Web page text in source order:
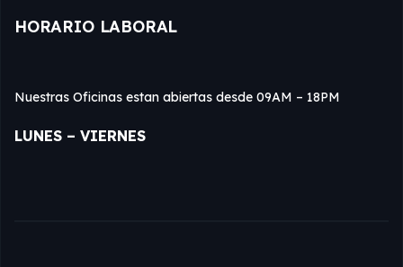
HORARIO LABORAL
Nuestras Oficinas estan abiertas desde 09AM – 18PM
LUNES – VIERNES